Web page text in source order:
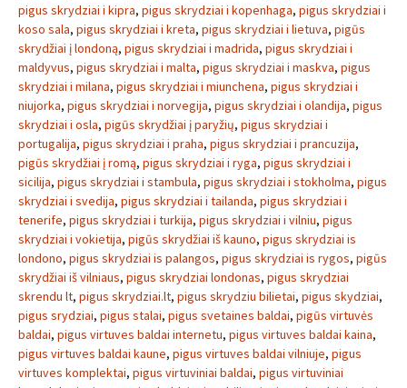
pigus skrydziai i kipra, pigus skrydziai i kopenhaga, pigus skrydziai i
koso sala, pigus skrydziai i kreta, pigus skrydziai i lietuva, pigūs
skrydžiai į londoną, pigus skrydziai i madrida, pigus skrydziai i
maldyvus, pigus skrydziai i malta, pigus skrydziai i maskva, pigus
skrydziai i milana, pigus skrydziai i miunchena, pigus skrydziai i
niujorka, pigus skrydziai i norvegija, pigus skrydziai i olandija, pigus
skrydziai i osla, pigūs skrydžiai į paryžių, pigus skrydziai i
portugalija, pigus skrydziai i praha, pigus skrydziai i prancuzija,
pigūs skrydžiai į romą, pigus skrydziai i ryga, pigus skrydziai i
sicilija, pigus skrydziai i stambula, pigus skrydziai i stokholma, pigus
skrydziai i svedija, pigus skrydziai i tailanda, pigus skrydziai i
tenerife, pigus skrydziai i turkija, pigus skrydziai i vilniu, pigus
skrydziai i vokietija, pigūs skrydžiai iš kauno, pigus skrydziai is
londono, pigus skrydziai is palangos, pigus skrydziai is rygos, pigūs
skrydžiai iš vilniaus, pigus skrydziai londonas, pigus skrydziai
skrendu lt, pigus skrydziai.lt, pigus skrydziu bilietai, pigus skydziai,
pigus srydziai, pigus stalai, pigus svetaines baldai, pigūs virtuvės
baldai, pigus virtuves baldai internetu, pigus virtuves baldai kaina,
pigus virtuves baldai kaune, pigus virtuves baldai vilniuje, pigus
virtuves komplektai, pigus virtuviniai baldai, pigus virtuviniai